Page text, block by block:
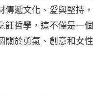
遞文化、愛與堅持，
飪哲學，這不僅是一個
關於勇氣、創意和女性